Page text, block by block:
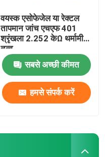
वयस्क एसोफेजेल या रेक्टल
तापमान जांच एचएफ 401
श्रृंखला 2.252 केΩ थर्मामीटर
तत्व
सबसे अच्छी कीमत
हमसे संपर्क करें